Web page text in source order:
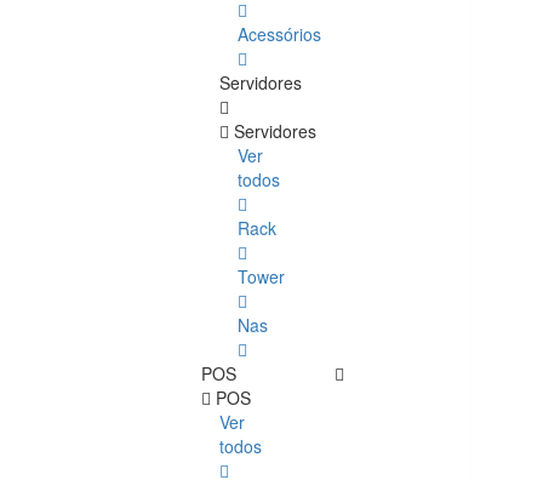
Acessórios
Servidores
Servidores
Ver
todos
Rack
Tower
Nas
POS
POS
Ver
todos